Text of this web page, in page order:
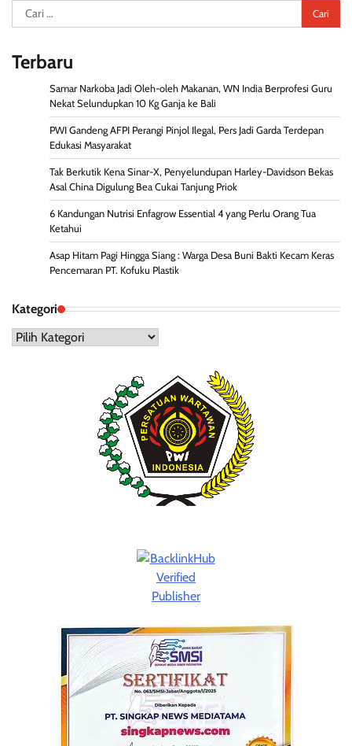
Cari
untuk:
Terbaru
Samar Narkoba Jadi Oleh-oleh Makanan, WN India Berprofesi Guru
Nekat Selundupkan 10 Kg Ganja ke Bali
PWI Gandeng AFPI Perangi Pinjol Ilegal, Pers Jadi Garda Terdepan
Edukasi Masyarakat
Tak Berkutik Kena Sinar-X, Penyelundupan Harley-Davidson Bekas
Asal China Digulung Bea Cukai Tanjung Priok
6 Kandungan Nutrisi Enfagrow Essential 4 yang Perlu Orang Tua
Ketahui
Asap Hitam Pagi Hingga Siang : Warga Desa Buni Bakti Kecam Keras
Pencemaran PT. Kofuku Plastik
Kategori
Kategori